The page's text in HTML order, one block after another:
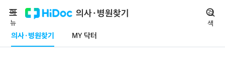
의사·병원찾기
의사·병원찾기 MY 닥터
메
뉴
검
색